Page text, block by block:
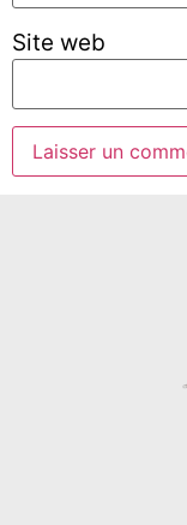
Site web